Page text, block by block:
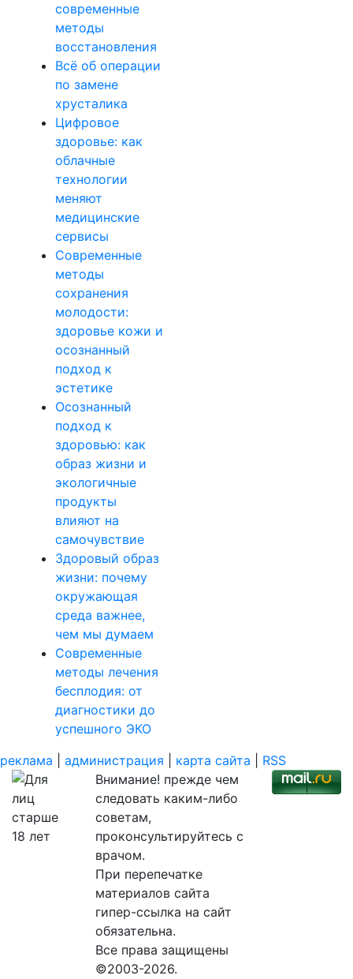
современные
методы
восстановления
Всё об операции
по замене
хрусталика
Цифровое
здоровье: как
облачные
технологии
меняют
медицинские
сервисы
Современные
методы
сохранения
молодости:
здоровье кожи и
осознанный
подход к
эстетике
Осознанный
подход к
здоровью: как
образ жизни и
экологичные
продукты
влияют на
самочувствие
Здоровый образ
жизни: почему
окружающая
среда важнее,
чем мы думаем
Современные
методы лечения
бесплодия: от
диагностики до
успешного ЭКО
реклама
администрация карта сайта
RSS
Внимание! прежде чем
следовать каким-либо
советам,
проконсультируйтесь с
врачом.
При перепечатке
материалов сайта
гипер-ссылка на сайт
обязательна.
Все права защищены
©2003-2026.